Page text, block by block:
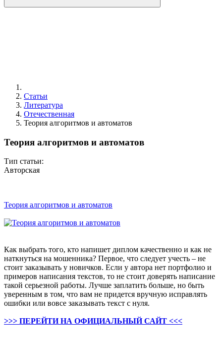
Статьи
Литература
Отечественная
Теория алгоритмов и автоматов
Теория алгоритмов и автоматов
Тип статьи:
Авторская
Теория алгоритмов и автоматов
Как выбрать того, кто напишет диплом качественно и как не
наткнуться на мошенника? Первое, что следует учесть – не
стоит заказывать у новичков. Если у автора нет портфолио и
примеров написания текстов, то не стоит доверять написание
такой серьезной работы. Лучше заплатить больше, но быть
уверенным в том, что вам не придется вручную исправлять
ошибки или вовсе заказывать текст с нуля.
>>> ПЕРЕЙТИ НА ОФИЦИАЛЬНЫЙ САЙТ <<<